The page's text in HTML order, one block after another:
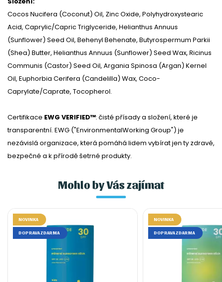
Cocos Nucifera (Coconut) Oil, Zinc Oxide, Polyhydroxystearic
Acid, Caprylic/Capric Triglyceride, Helianthus Annuus
(Sunflower) Seed Oil, Behenyl Behenate, Butyrospermum Parkii
(Shea) Butter, Helianthus Annuus (Sunflower) Seed Wax, Ricinus
Communis (Castor) Seed Oil, Argania Spinosa (Argan) Kernel
Oil, Euphorbia Cerifera (Candelilla) Wax, Coco-
Caprylate/Caprate, Tocopherol.
Certifikace EWG VERIFIED™: čisté přísady a složení, které je
transparentní. EWG ("EnvironmentalWorking Group") je
nezávislá organizace, která pomáhá lidem vybírat jen ty zdravé,
bezpečné a k přírodě šetrné produkty.
Mohlo by Vás zajímat
NOVINKA
DOPRAVA ZDARMA
NOVINKA
DOPRAVA ZDARMA